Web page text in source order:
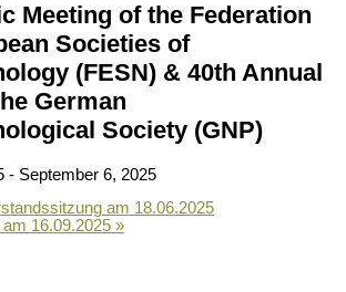
Meeting of the Federation
Societies of
(FESN) & 40th Annual
German
Society (GNP)
- September 6, 2025
am 18.06.2025
16.09.2025 »